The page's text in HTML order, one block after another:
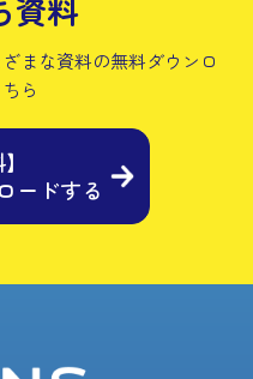
資料
まな資料の無料ダウンロ
ら
ードする